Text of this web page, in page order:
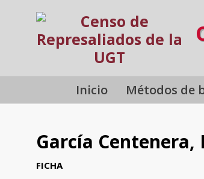
Inicio Métodos de
García Centenera,
FICHA